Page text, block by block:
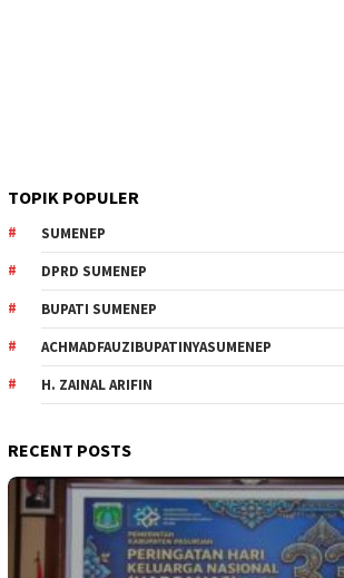
TOPIK POPULER
SUMENEP
DPRD SUMENEP
BUPATI SUMENEP
ACHMADFAUZIBUPATINYASUMENEP
H. ZAINAL ARIFIN
RECENT POSTS